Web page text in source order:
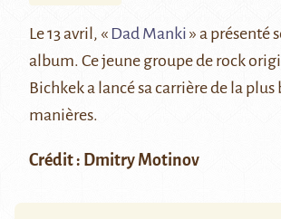
Le 13 avril, « Dad Manki » a présenté
album. Ce jeune groupe de rock
Bichkek a lancé sa carrière de la plus
manières.
Crédit : Dmitry Motinov